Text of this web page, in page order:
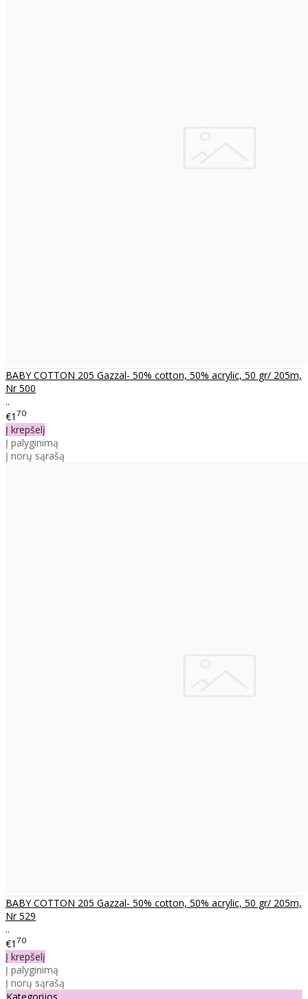
BABY COTTON 205 Gazzal- 50% cotton, 50% acrylic, 50 gr/ 205m,
Nr 500
..
€1 70
Į krepšelį
Į palyginimą
Į norų sąrašą
BABY COTTON 205 Gazzal- 50% cotton, 50% acrylic, 50 gr/ 205m,
Nr 529
..
€1 70
Į krepšelį
Į palyginimą
Į norų sąrašą